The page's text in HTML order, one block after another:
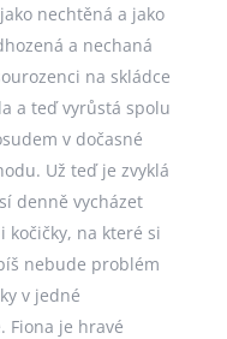
nechtěná a jako
a nechaná
na skládce
a teď vyrůstá spolu
v dočasné
Už teď je zvyklá
denně vycházet
kočičky, na které si
nebude problém
v jedné
Fiona je hravé